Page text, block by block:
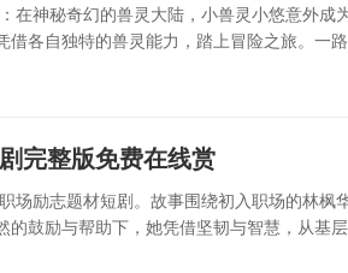
在神秘奇幻的兽灵大陆，小兽灵小悠意外
各自独特的兽灵能力，踏上冒险之旅。一
完整版免费在线赏
场励志题材短剧。故事围绕初入职场的林
鼓励与帮助下，她凭借坚韧与智慧，从基